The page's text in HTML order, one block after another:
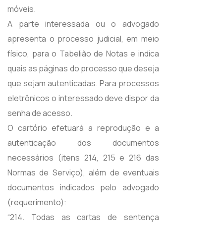
móveis.
A parte interessada ou o advogado
apresenta o processo judicial, em meio
físico, para o Tabelião de Notas e indica
quais as páginas do processo que deseja
que sejam autenticadas. Para processos
eletrônicos o interessado deve dispor da
senha de acesso.
O cartório efetuará a reprodução e a
autenticação dos documentos
necessários (itens 214, 215 e 216 das
Normas de Serviço), além de eventuais
documentos indicados pelo advogado
(requerimento):
“214. Todas as cartas de sentença